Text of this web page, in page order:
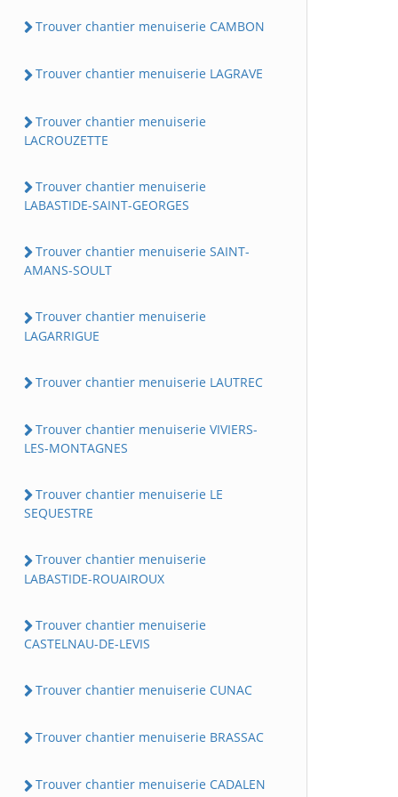
Trouver chantier menuiserie CAMBON
Trouver chantier menuiserie LAGRAVE
Trouver chantier menuiserie
LACROUZETTE
Trouver chantier menuiserie
LABASTIDE-SAINT-GEORGES
Trouver chantier menuiserie SAINT-
AMANS-SOULT
Trouver chantier menuiserie
LAGARRIGUE
Trouver chantier menuiserie LAUTREC
Trouver chantier menuiserie VIVIERS-
LES-MONTAGNES
Trouver chantier menuiserie LE
SEQUESTRE
Trouver chantier menuiserie
LABASTIDE-ROUAIROUX
Trouver chantier menuiserie
CASTELNAU-DE-LEVIS
Trouver chantier menuiserie CUNAC
Trouver chantier menuiserie BRASSAC
Trouver chantier menuiserie CADALEN